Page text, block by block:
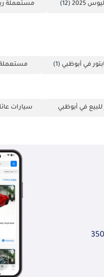
2025
(12) مستعملة
في أبوظبي (1) مستعملة
في أبوظبي سيارات
ومستعملة للبيع في الإمارات من أكثر من 350